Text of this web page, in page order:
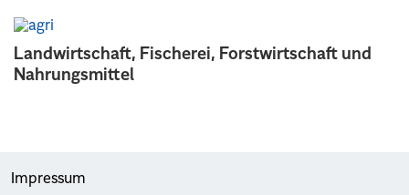
Landwirtschaft, Fischerei, Forstwirtschaft und
Nahrungsmittel
Impressum